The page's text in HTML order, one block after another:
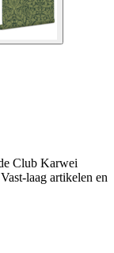
Club Karwei
laag artikelen en